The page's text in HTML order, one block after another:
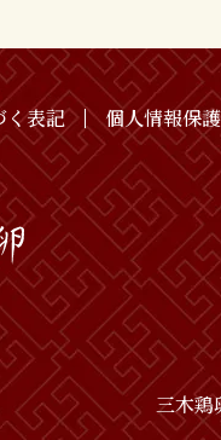
く表記 個人情報保
三木